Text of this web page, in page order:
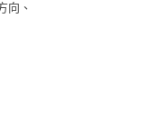
向、